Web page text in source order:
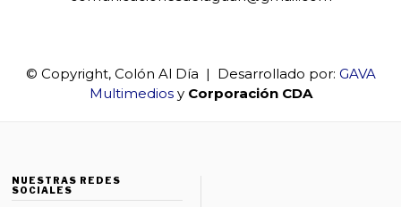
© Copyright, Colón Al Día | Desarrollado por: GAVA
Multimediosy Corporación CDA
NUESTRAS REDES
SOCIALES